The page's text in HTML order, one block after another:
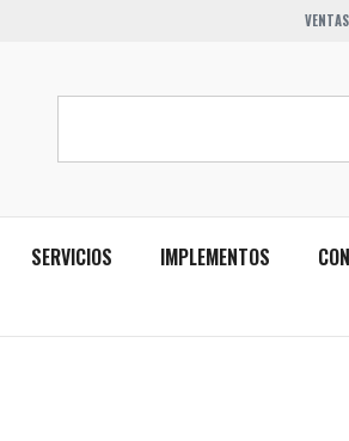
SERVICIOS IMPLEMENTOS